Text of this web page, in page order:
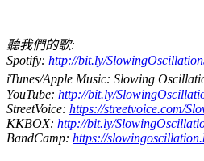
聽我們的歌:
Spotify: http://bit.ly/
iTunes/Apple Music: Slowing
YouTube: http://bit.ly/
StreetVoice: https://streetvoice.com/
KKBOX: http://bit.ly/
BandCamp: https://